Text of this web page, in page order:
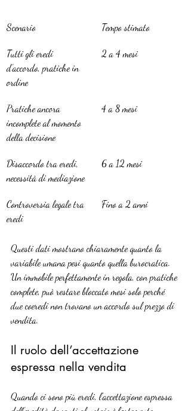
Scenario Tempo stimato
Tutti gli eredi
d’accordo, pratiche in
ordine
2 a 4 mesi
Pratiche ancora
incomplete al momento
della decisione
4 a 8 mesi
Disaccordo tra eredi,
necessità di mediazione
6 a 12 mesi
Controversia legale tra
eredi
Fino a 2 anni
Questi dati mostrano chiaramente quanto la
variabile umana pesi quanto quella burocratica.
Un immobile perfettamente in regola, con pratiche
complete, può restare bloccato mesi solo perché
due coeredi non trovano un accordo sul prezzo di
vendita.
Il ruolo dell’accettazione
espressa nella vendita
Quando ci sono più eredi, l’accettazione espressa